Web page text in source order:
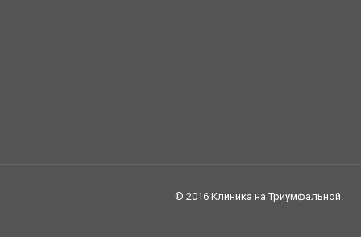
© 2016 Клиника на Триумфальной.